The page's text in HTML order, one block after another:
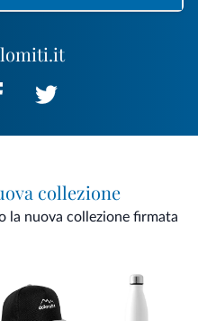
collezione
la nuova collezione firmata